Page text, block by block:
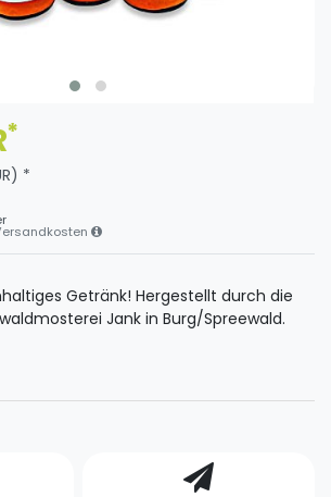
*
*
Getränk! Hergestellt durch die
Jank in Burg/Spreewald.